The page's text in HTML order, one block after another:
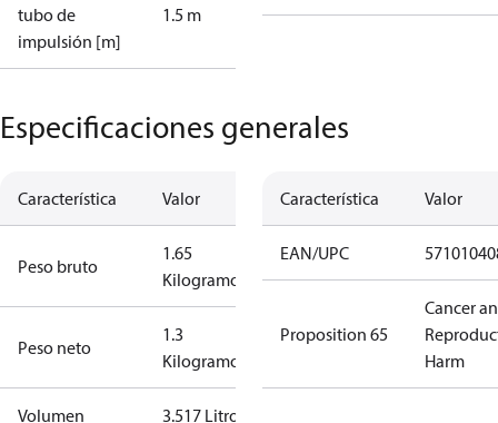
tubo de
impulsión [m]
1.5 m
Especificaciones generales
Característica Valor
Peso bruto
1.65
Kilogramo
Peso neto
1.3
Kilogramo
Volumen 3.517 Litro
Característica Valor
EAN/UPC
Proposition 65
Cancer
Harm